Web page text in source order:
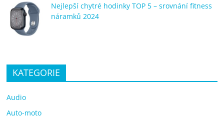
Nejlepší chytré hodinky TOP 5 – srovnání fitness
náramků 2024
KATEGORIE
Audio
Auto-moto